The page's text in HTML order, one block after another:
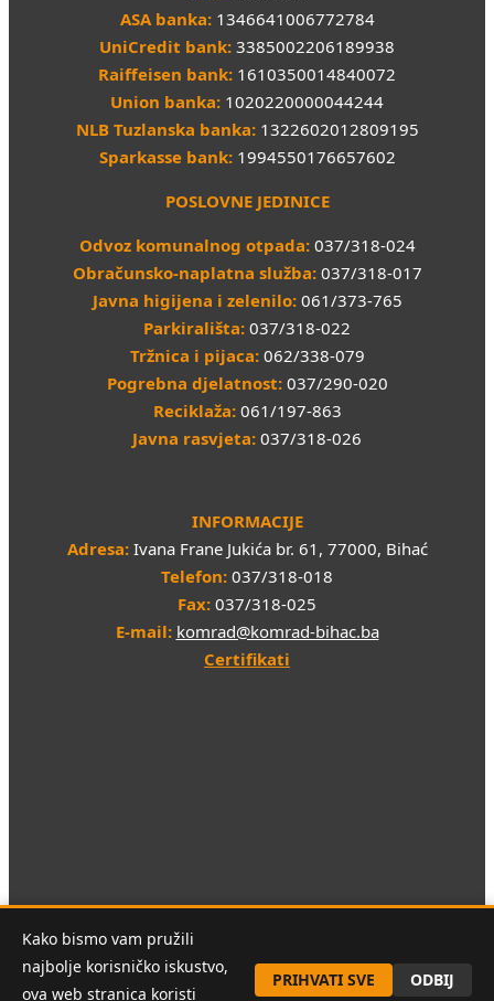
ASA banka: 1346641006772784
UniCredit bank: 3385002206189938
Raiffeisen bank: 1610350014840072
Union banka: 1020220000044244
NLB Tuzlanska banka: 1322602012809195
Sparkasse bank: 1994550176657602
POSLOVNE JEDINICE
Odvoz komunalnog otpada: 037/318-024
Obračunsko-naplatna služba: 037/318-017
Javna higijena i zelenilo: 061/373-765
Parkirališta: 037/318-022
Tržnica i pijaca: 062/338-079
Pogrebna djelatnost: 037/290-020
Reciklaža: 061/197-863
Javna rasvjeta: 037/318-026
INFORMACIJE
Adresa: Ivana Frane Jukića br. 61, 77000, Bihać
Telefon: 037/318-018
Fax: 037/318-025
E-mail: komrad@komrad-bihac.ba
Certifikati
Kako bismo vam pružili
najbolje korisničko iskustvo,
ova web stranica koristi
PRIHVATI SVE ODBIJ